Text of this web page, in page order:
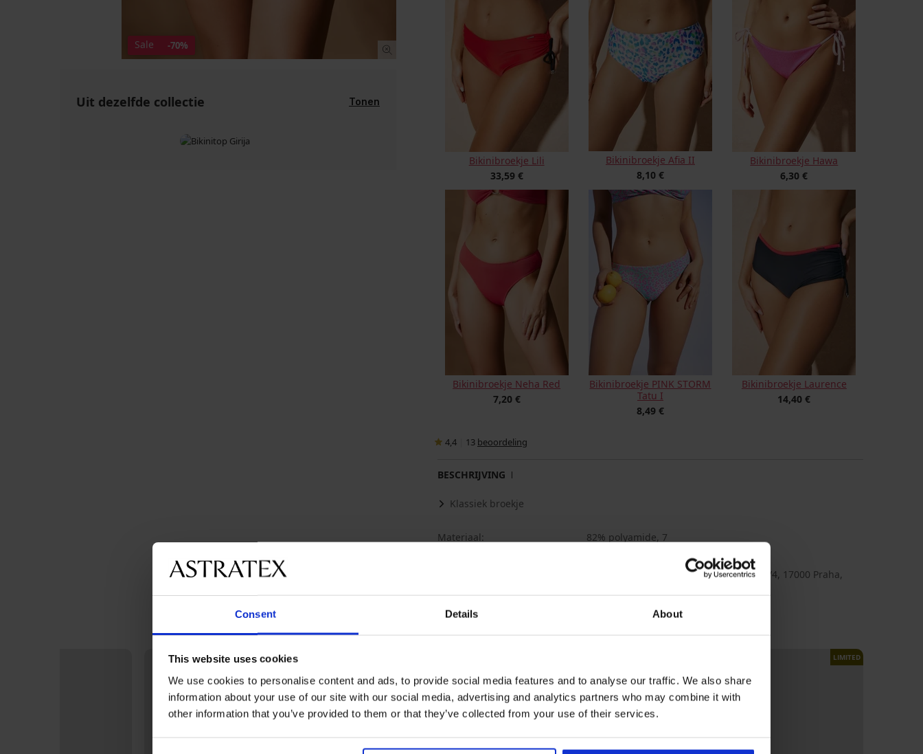
Consent Details About
This website uses cookies
We use cookies to personalise content and ads, to provide social media features and to analyse our traffic. We also share
information about your use of our site with our social media, advertising and analytics partners who may combine it with
other information that you’ve provided to them or that they’ve collected from your use of their services.
Sale -70%
Uit dezelfde collectie Tonen
Bikinibroekje Lili
33,59 €
Bikinibroekje Afia II
8,10 €
Bikinibroekje Hawa
6,30 €
Bikinibroekje Neha Red
7,20 €
Bikinibroekje PINK STORM
Tatu I
8,49 €
Bikinibroekje Laurence
14,40 €
4,4 13 beoordeling
BESCHRIJVING
Klassiek broekje
Materiaal
82% polyamide, 7
ASTRATEX a.s., adres: Na Maninách 315/4, 17000 Praha,
Misschien vindt u dit ook leuk
LIMITED